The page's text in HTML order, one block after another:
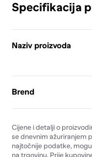
Specifikacija
Naziv proizvoda
Brend
Cijene i detalji o
se dnevnim ažuriranjem
najtočnije podatke,
na trgovinu. Prije